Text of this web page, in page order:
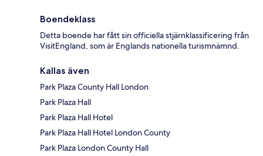
Boendeklass
Detta boende har fått sin officiella stjärnklassificering från
VisitEngland, som är Englands nationella turismnämnd.
Kallas även
Park Plaza County Hall London
Park Plaza Hall
Park Plaza Hall Hotel
Park Plaza Hall Hotel London County
Park Plaza London County Hall